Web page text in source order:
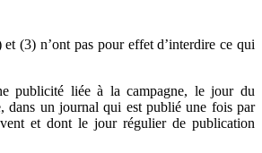
(3) n’ont pas pour effet d’interdire ce qui
publicité liée à la campagne, le jour du
dans un journal qui est publié une fois par
et dont le jour régulier de publication